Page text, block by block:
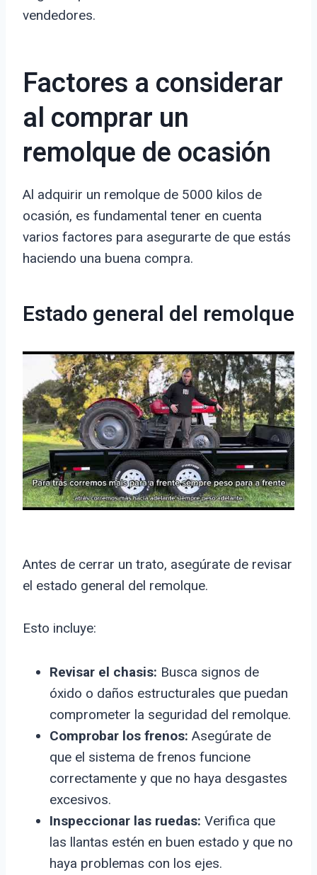
vendedores.
Factores a considerar
al comprar un
remolque de ocasión
Al adquirir un remolque de 5000 kilos de
ocasión, es fundamental tener en cuenta
varios factores para asegurarte de que estás
haciendo una buena compra.
Estado general del remolque
Antes de cerrar un trato, asegúrate de revisar
el estado general del remolque.
Esto incluye:
Revisar el chasis: Busca signos de
óxido o daños estructurales que puedan
comprometer la seguridad del remolque.
Comprobar los frenos: Asegúrate de
que el sistema de frenos funcione
correctamente y que no haya desgastes
excesivos.
Inspeccionar las ruedas: Verifica que
las llantas estén en buen estado y que no
haya problemas con los ejes.